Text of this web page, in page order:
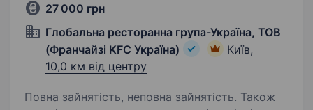
27 000 грн
Глобальна ресторанна група-Україна, ТОВ
(Франчайзі KFC Україна)
Київ,
10,0 км від центру
Повна зайнятість, неповна зайнятість. Також